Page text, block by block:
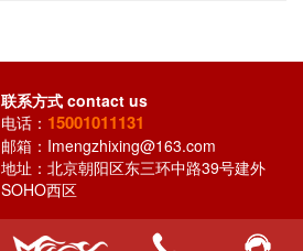
联系方式contact us
电话： 15001011131
邮箱： Imengzhixing@163.com
地址：北京朝阳区东三环中路39号建外
SOHO西区